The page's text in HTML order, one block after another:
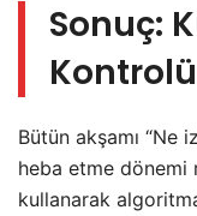
Sonuç:
Bütün akşamı “Ne
heba etme dönemi
kullanarak